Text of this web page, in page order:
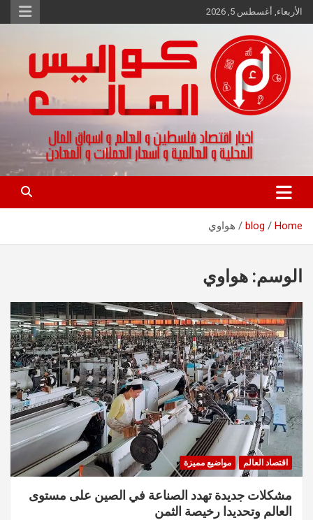
Skip
to
الأربعاء, أغسطس 5, 2026
كواليس المال
اخبار اقتصاد فلسطين و العالم و تقارير اسواق المال و العملات
Home
blog هواوي
الوسم: هواوي
اقتصاد العالم مواضيع مميزة
مشكلات جديدة تهدد الصناعة في الصين على مستوى
العالم وتحديدا رخيصة الثمن